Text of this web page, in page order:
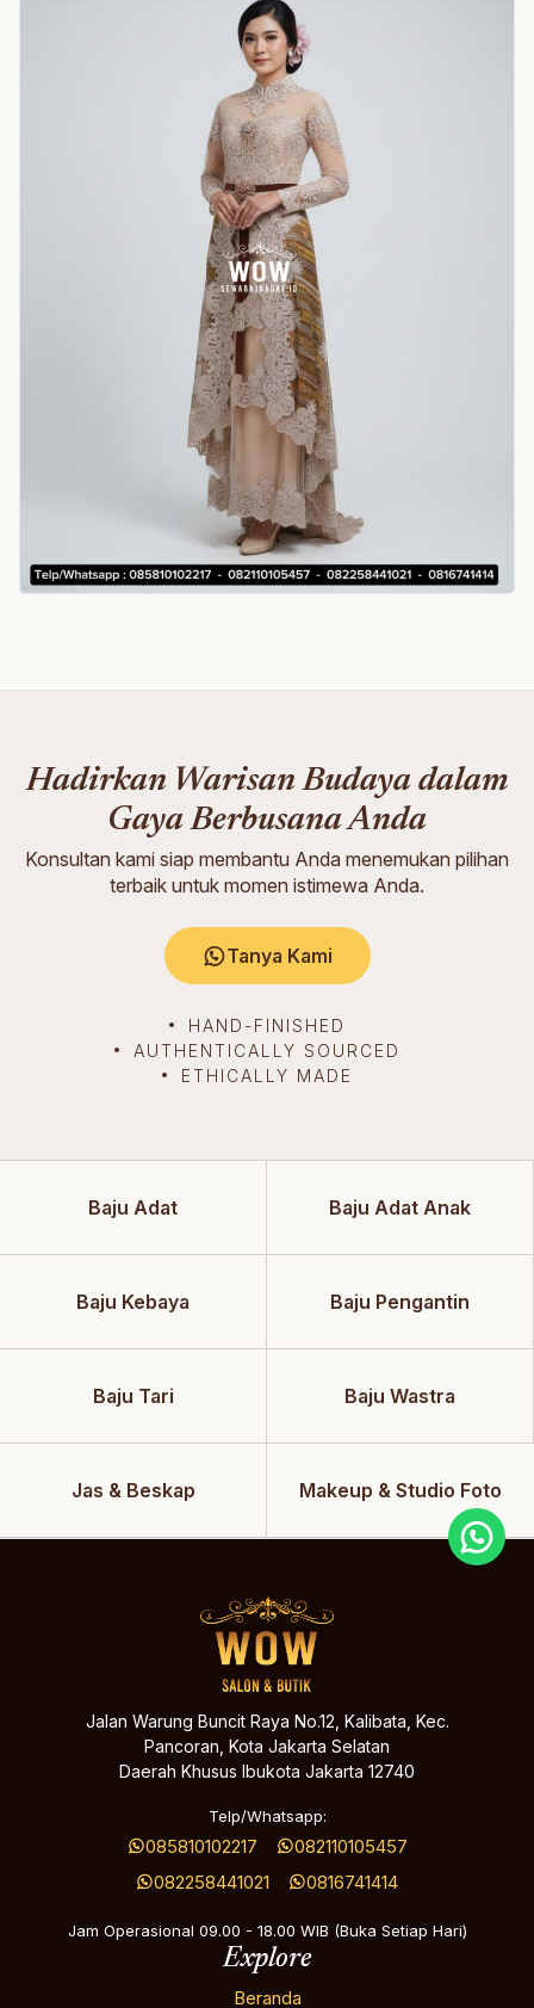
Hadirkan Warisan Budaya dalam
Gaya Berbusana Anda
Konsultan kami siap membantu Anda menemukan pilihan
terbaik untuk momen istimewa Anda.
Tanya Kami
HAND-FINISHED
AUTHENTICALLY SOURCED
ETHICALLY MADE
Baju Adat Baju Adat Anak
Baju Kebaya Baju Pengantin
Baju Tari Baju Wastra
Jas & Beskap Makeup & Studio Foto
Jalan Warung Buncit Raya No.12, Kalibata, Kec.
Pancoran, Kota Jakarta Selatan
Daerah Khusus Ibukota Jakarta 12740
Telp/Whatsapp:
085810102217
082110105457
082258441021
0816741414
Jam Operasional 09.00 - 18.00 WIB (Buka Setiap Hari)
Explore
Beranda